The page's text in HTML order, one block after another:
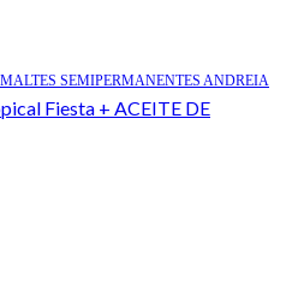
SEMIPERMANENTES ANDREIA
Fiesta + ACEITE DE